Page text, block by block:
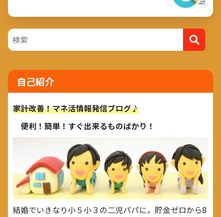
自己紹介
家計改善！マネ活情報発信ブログ♪
便利！簡単！すぐ出来るものばかり！
結婚でいきなり小５小３の二児パパに。貯金ゼロから8